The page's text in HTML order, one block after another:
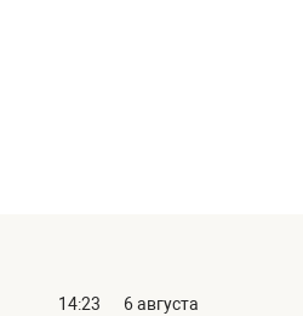
14:23
6 августа